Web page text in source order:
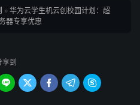
» 华为云学生机云创校园计划：超
器专享优惠
享到
    